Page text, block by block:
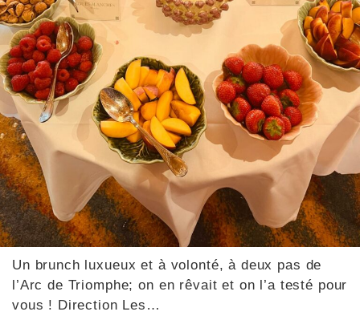
Un brunch luxueux et à volonté, à deux pas de
l’Arc de Triomphe; on en rêvait et on l’a testé pour
vous ! Direction Les…